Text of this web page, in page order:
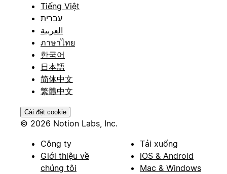
Tiếng Việt
עברית
العربية
ภาษาไทย
한국어
日本語
简体中文
繁體中文
Cài đặt cookie
© 2026 Notion Labs, Inc.
Công ty
Giới thiệu về
chúng tôi
Tải xuống
iOS & Android
Mac & Windows